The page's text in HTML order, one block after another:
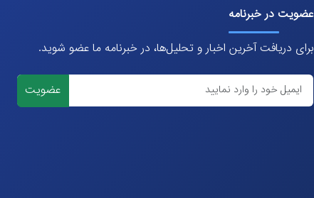
عضویت در خبرنامه
برای دریافت آخرین اخبار و تحلیل‌ها، در خبرنامه ما عضو شوید.
عضویت